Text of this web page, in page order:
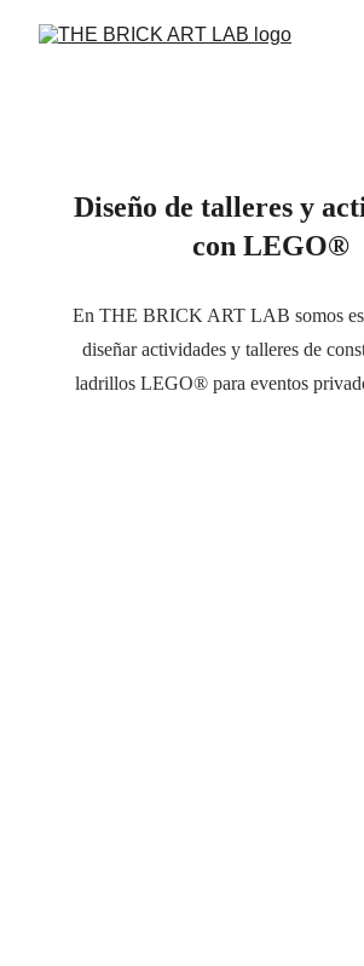
Diseño de talleres y
con LEGO®
En THE BRICK ART LAB somos
diseñar actividades y talleres de
ladrillos LEGO® para eventos